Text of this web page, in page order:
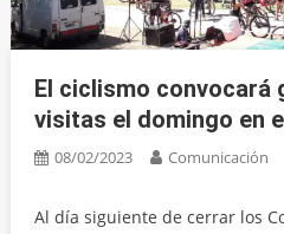
El ciclismo convocará
visitas el domingo en
08/02/2023 Comunicación
Al día siguiente de cerrar los